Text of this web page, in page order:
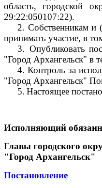
область, городской
29:22:050107:22).
2. Собственникам и
принимать участие, в
3. Опубликовать
"Город Архангельск" в
4. Контроль за
"Город Архангельск"
5. Настоящее
Исполняющий
Главы городского
"Город Архангельск"
Постановление